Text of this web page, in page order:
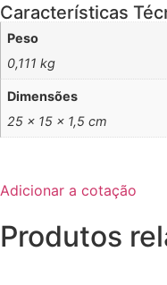
Características
Peso
0,111 kg
Dimensões
25 × 15 × 1,5 cm
Adicionar a cotação
Produtos